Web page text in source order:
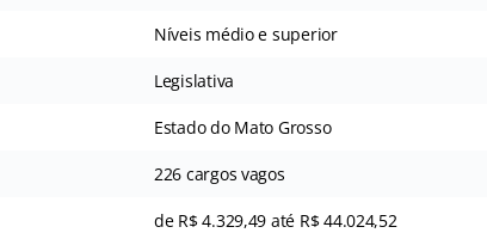
Níveis médio e superior
Legislativa
Estado do Mato Grosso
226 cargos vagos
de R$ 4.329,49 até R$ 44.024,52